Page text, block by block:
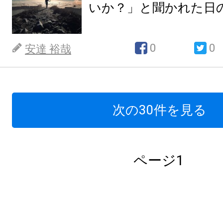
いか？」と聞かれた日
安達 裕哉 0 0
次の30件を見る
ページ1